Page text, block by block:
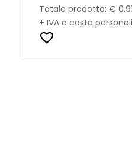
Totale prodotto: € 0,91
+ IVA e costo